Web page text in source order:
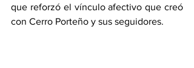
que reforzó el vínculo afectivo que creó
con Cerro Porteño y sus seguidores.